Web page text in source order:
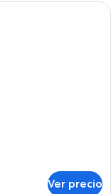
cabecera, dos
Ver precio